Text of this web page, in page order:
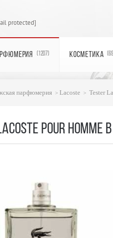
protected]
(1207) КОСМЕТИКА
парфюмерия Lacoste Tester
POUR